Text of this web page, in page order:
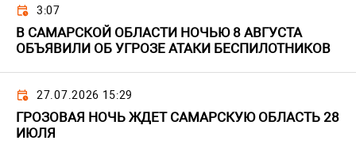
3:07
В САМАРСКОЙ ОБЛАСТИ НОЧЬЮ 8 АВГУСТА
ОБЪЯВИЛИ ОБ УГРОЗЕ АТАКИ БЕСПИЛОТНИКОВ
27.07.2026 15:29
ГРОЗОВАЯ НОЧЬ ЖДЕТ САМАРСКУЮ ОБЛАСТЬ 28
ИЮЛЯ